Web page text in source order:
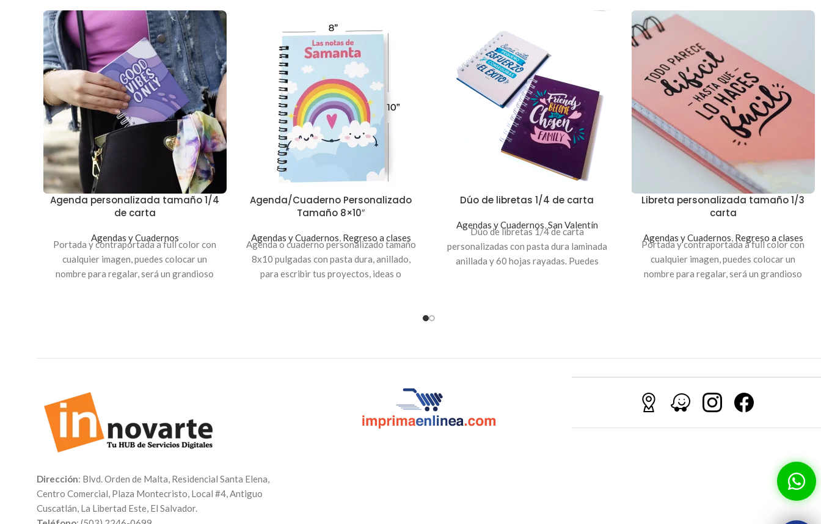
Agenda personalizada tamaño 1/4
de carta
Agendas y Cuadernos
Portada y contraportada a full color con
cualquier imagen, puedes colocar un
nombre para regalar, será un grandioso
Agenda/Cuaderno Personalizado
Tamaño 8×10″
Agendas y Cuadernos, Regreso a clases
Agenda o cuaderno personalizado tamaño
8x10 pulgadas con pasta dura, anillado,
para escribir tus proyectos, ideas o
Dúo de libretas 1/4 de carta
Agendas y Cuadernos,San Valentín
Dúode libretas 1/4 de carta
personalizadas con pasta dura laminada
anillada y 60 hojas rayadas. Puedes
Libreta personalizada tamaño 1/3
carta
Agendas y Cuadernos, Regreso a clases
Portada y contraportada a full color con
cualquier imagen, puedes colocar un
nombre para regalar, será un grandioso
Dirección: Blvd. Orden de Malta, Residencial Santa Elena,
Centro Comercial, Plaza Montecristo, Local #4, Antiguo
Cuscatlán, La Libertad Este, El Salvador.